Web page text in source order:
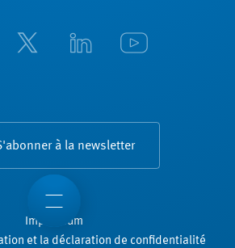
à la newsletter
Impressum
et la déclaration de confidentialité